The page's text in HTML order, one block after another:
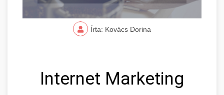
Írta: Kovács Dorina
Internet Marketing